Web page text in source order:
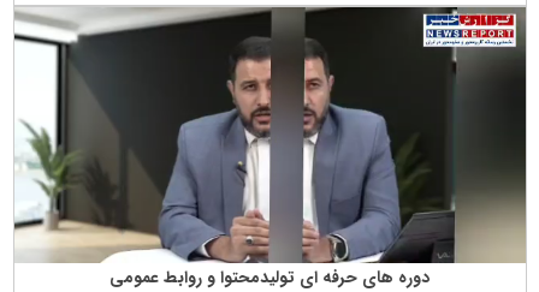
دوره های حرفه ای تولیدمحتوا و روابط عمومی